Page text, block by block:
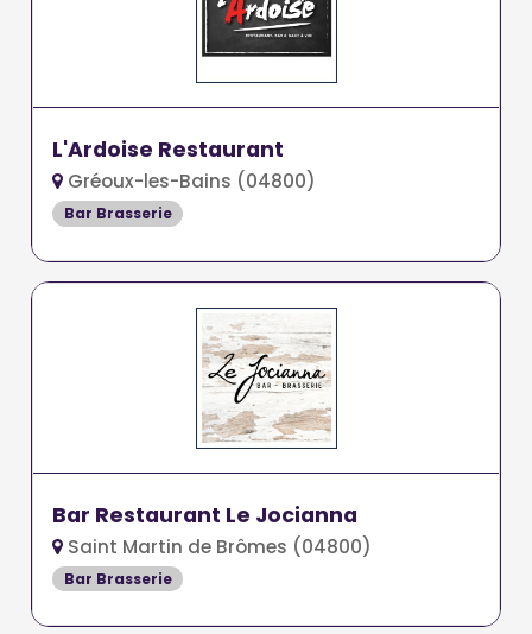
L'Ardoise Restaurant
Gréoux-les-Bains (04800)
Bar Brasserie
Bar Restaurant Le Jocianna
Saint Martin de Brômes (04800)
Bar Brasserie